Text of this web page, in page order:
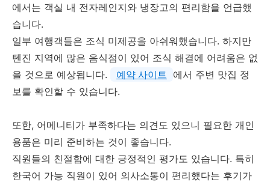
에서는 객실 내 전자레인지와 냉장고의 편리함을 언급했
습니다.
일부 여행객들은 조식 미제공을 아쉬워했습니다. 하지만
텐진 지역에 많은 음식점이 있어 조식 해결에 어려움은 없
을 것으로 예상됩니다.
예약 사이트
에서 주변 맛집 정
보를 확인할 수 있습니다.
또한, 어메니티가 부족하다는 의견도 있으니 필요한 개인
용품은 미리 준비하는 것이 좋습니다.
직원들의 친절함에 대한 긍정적인 평가도 있습니다. 특히
한국어 가능 직원이 있어 의사소통이 편리했다는 후기가